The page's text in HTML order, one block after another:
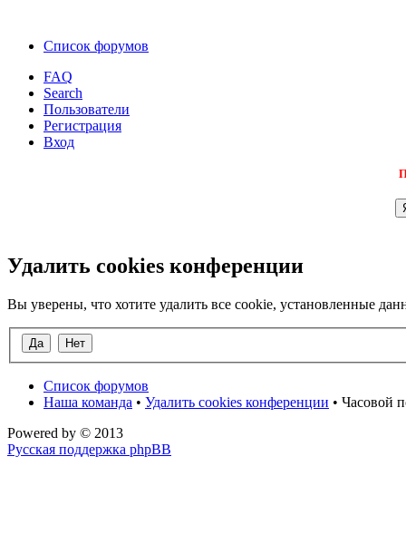
Список форумов
FAQ
Search
Пользователи
Регистрация
Вход
Удалить cookies конференции
Вы уверены, что хотите удалить все cookie, установленные
Список форумов
Наша команда • Удалить cookies конференции • Часовой
Powered by © 2013
Русская поддержка phpBB